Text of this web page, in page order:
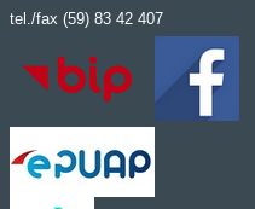
tel./fax (59) 83 42 407